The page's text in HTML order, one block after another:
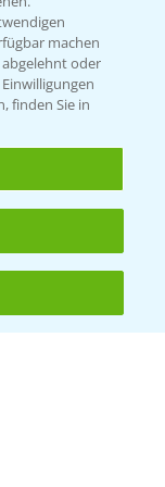
machen
oder
finden Sie in